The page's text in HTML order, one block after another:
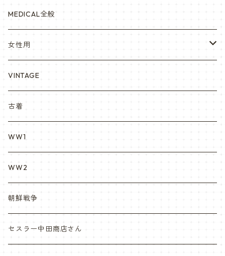
赤ちゃん用
YARSOC
シャークマウス
REPRO レプロ
宇宙軍
トレーニングウエア集
ポーラテック/POLARTEC
米軍放出品ブーツ
アメリカ軍制服
セスラー中田商店さん
EA east asia
DRAGON ドラゴン
Nyat Mil ニャットミル
カスタム KURI
VietnamEra ウエア
Vietnam ジャングルブーツ
ナム戦装備類/ポーチ・ベルト・小物・ヘルメット等
MEDICAL全般
女性用
ARC アメリカンレッドクロス
NURES
VINTAGE
古着
WW1
WW2
朝鮮戦争
セスラー中田商店さん